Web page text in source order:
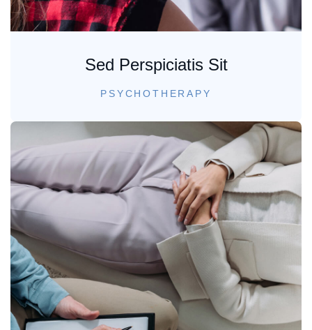
Sed Perspiciatis Sit
PSYCHOTHERAPY